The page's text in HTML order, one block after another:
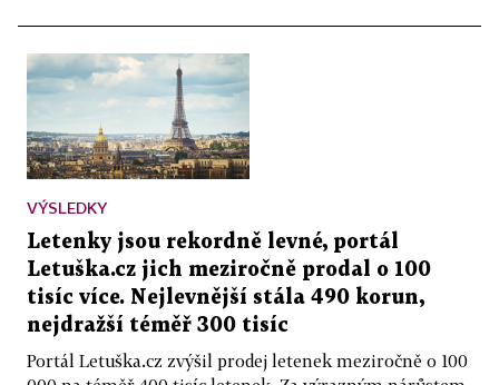
VÝSLEDKY
Letenky jsou rekordně levné, portál
Letuška.cz jich meziročně prodal o 100
tisíc více. Nejlevnější stála 490 korun,
nejdražší téměř 300 tisíc
Portál Letuška.cz zvýšil prodej letenek meziročně o 100